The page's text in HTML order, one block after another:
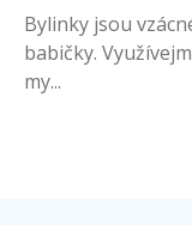
Bylinky jsou
babičky.
my...